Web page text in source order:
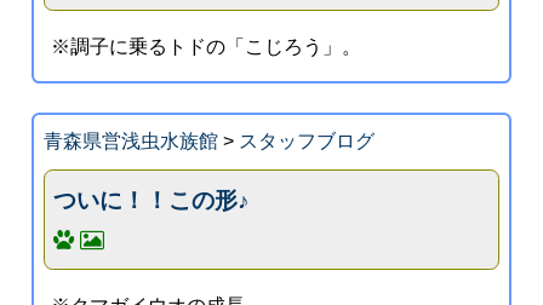
※調子に乗るトドの「こじろう」。
青森県営浅虫水族館> スタッフブログ
ついに！！この形♪